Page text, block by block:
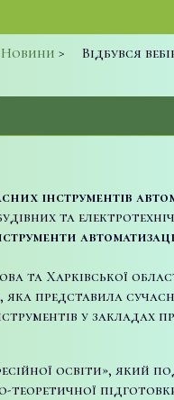
Новини >
Відбувся
інструментів
та
та Харківської
представила
у закладах
освіти», який